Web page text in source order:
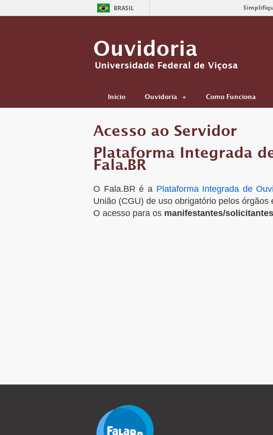
BRASIL
Ouvidoria
Universidade Federal de Viçosa
Início Ouvidoria Como Funciona
Acesso ao Servidor
Plataforma Integrada
Fala.BR
O Fala.BR é aPlataforma Integrada de
União (CGU) de uso obrigatório pelos
O acesso para os manifestantes/solicitantes